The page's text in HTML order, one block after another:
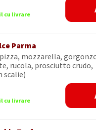
cu livrare
Parma
mozzarella,
rucola, prosciutto crudo,
scalie)
cu livrare